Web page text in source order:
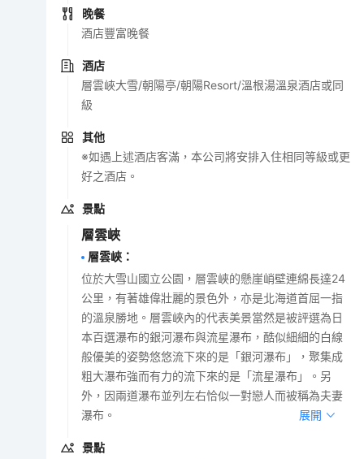
晚餐
酒店豐富晚餐
酒店
層雲峽大雪/朝陽亭/朝陽Resort/溫根湯溫泉酒店或同
級
其他
※如遇上述酒店客滿，本公司將安排入住相同等級或更
好之酒店。
景點
層雲峽
層雲峽 ：
位於大雪山國立公園，層雲峽的懸崖峭壁連綿長達24
公里，有著雄偉壯麗的景色外，亦是北海道首屈一指
的溫泉勝地。層雲峽內的代表美景當然是被評選為日
本百選瀑布的銀河瀑布與流星瀑布，酷似細細的白線
般優美的姿勢悠悠流下來的是「銀河瀑布」，聚集成
粗大瀑布強而有力的流下來的是「流星瀑布」。另
外，因兩道瀑布並列左右恰似一對戀人而被稱為夫妻
瀑布。
展開
景點